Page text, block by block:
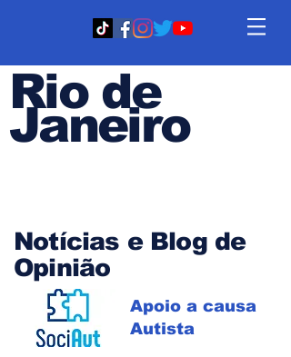
Rio de
Janeiro
Notícias e Blog de
Opinião
Apoio a causa
Autista